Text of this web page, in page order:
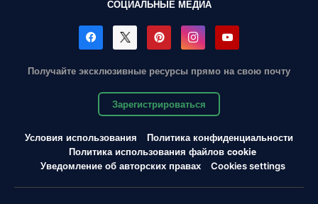
СОЦИАЛЬНЫЕ МЕДИА
Получайте эксклюзивные ресурсы прямо на свою почту
Зарегистрироваться
Условия использования
Политика конфиденциальности
Политика использования файлов cookie
Уведомление об авторских правах
Cookies settings